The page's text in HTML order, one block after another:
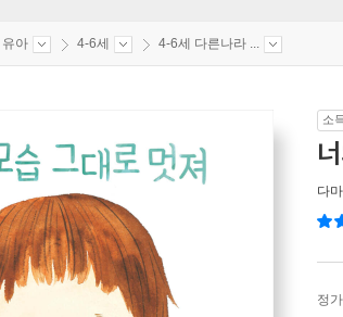
유아 4-6세 4-6세 다른나라 ...
소
다
정가